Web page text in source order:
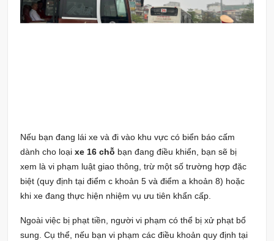
Nếu bạn đang lái xe và đi vào khu vực có biển báo cấm
dành cho loại xe 16 chỗ bạn đang điều khiển, bạn sẽ bị
xem là vi phạm luật giao thông, trừ một số trường hợp đặc
biệt (quy định tại điểm c khoản 5 và điểm a khoản 8) hoặc
khi xe đang thực hiện nhiệm vụ ưu tiên khẩn cấp.
Ngoài việc bị phạt tiền, người vi phạm có thể bị xử phạt bổ
sung. Cụ thể, nếu bạn vi phạm các điều khoản quy định tại